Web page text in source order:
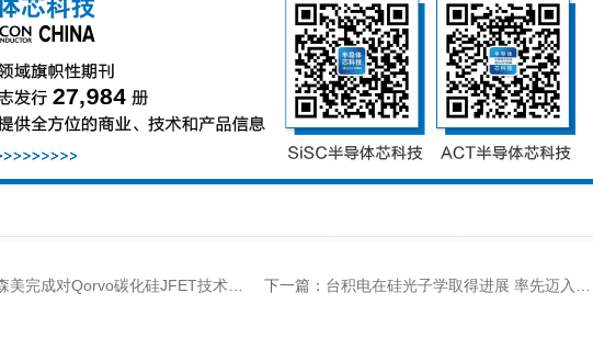
美完成对Qorvo碳化硅JFET技术的收购 下一篇： 台积电在硅光子学取得进展 率先迈入1.6T光传输时代